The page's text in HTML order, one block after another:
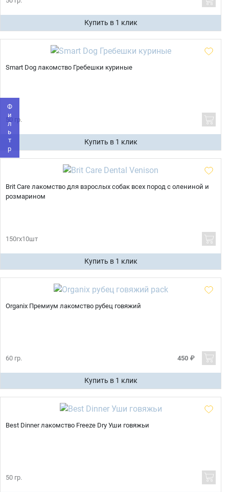
Фильтр
Купить в 1 клик
Smart Dog лакомство Гребешки куриные
50 гр.
Купить в 1 клик
Brit Care лакомство для взрослых собак всех пород с олениной и
розмарином
150гх10шт
Купить в 1 клик
Organix Премиум лакомство рубец говяжий
60 гр. 450 ₽
Купить в 1 клик
Best Dinner лакомство Freeze Dry Уши говяжьи
50 гр.
отправить